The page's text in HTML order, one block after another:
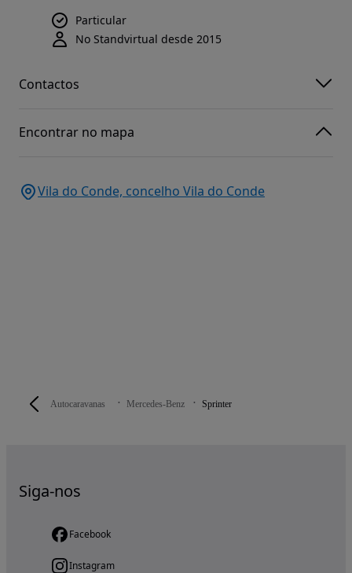
Autocaravanas Mercedes-Benz Sprinter
Particular
No Standvirtual desde 2015
Contactos
Encontrar no mapa
Vila do Conde, concelho Vila do Conde
Siga-nos
Facebook
Instagram